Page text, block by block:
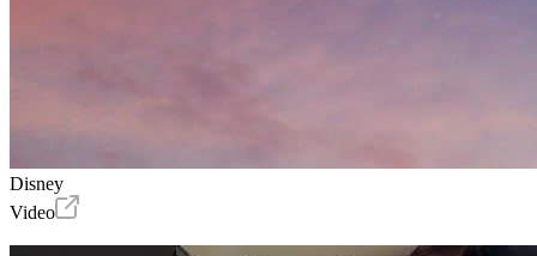
Disney
Video